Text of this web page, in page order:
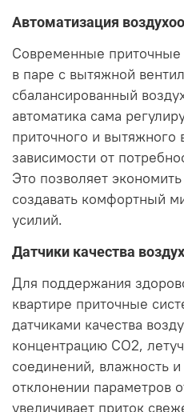
Автоматизация
Современные приточные
в паре с вытяжной
сбалансированный
автоматика сама
приточного и вытяжного
зависимости от
Это позволяет
создавать комфортный
усилий.
Датчики качества
Для поддержания
квартире приточные
датчиками качества
концентрацию CO2,
соединений, влажность
отклонении параметров
увеличивает приток